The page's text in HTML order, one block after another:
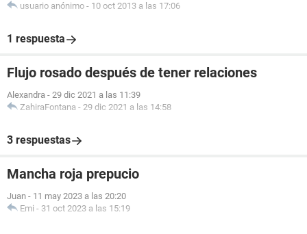
usuario anónimo - 10 oct 2013 a las 17:06
1 respuesta
Flujo rosado después de tener relaciones
Alexandra - 29 dic 2021 a las 11:39
ZahiraFontana - 29 dic 2021 a las 14:58
3 respuestas
Mancha roja prepucio
Juan - 11 may 2023 a las 20:20
Emi - 31 oct 2023 a las 15:19